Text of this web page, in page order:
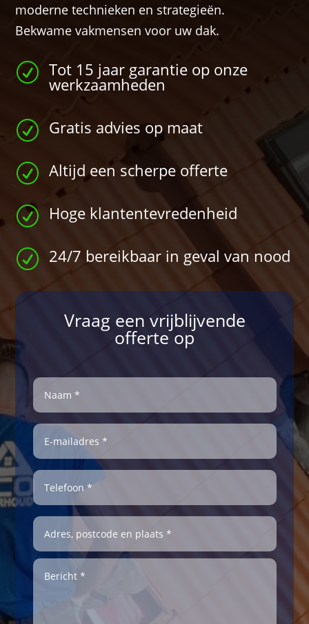
moderne technieken en strategieën.
Bekwame vakmensen voor uw dak.
R Tot 15 jaar garantie op onze
werkzaamheden
R Gratis advies op maat
R Altijd een scherpe offerte
R Hoge klantentevredenheid
R 24/7 bereikbaar in geval van nood
Vraag een vrijblijvende
offerte op